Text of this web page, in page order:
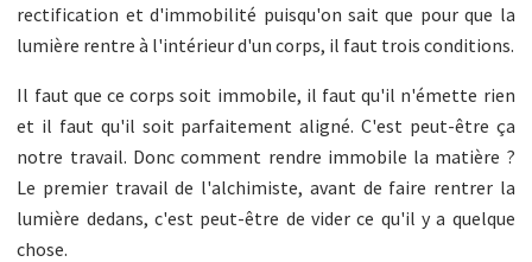
rectification et d'immobilité puisqu'on sait que pour que la
lumière rentre à l'intérieur d'un corps, il faut trois conditions.
Il faut que ce corps soit immobile, il faut qu'il n'émette rien
et il faut qu'il soit parfaitement aligné. C'est peut-être ça
notre travail. Donc comment rendre immobile la matière ?
Le premier travail de l'alchimiste, avant de faire rentrer la
lumière dedans, c'est peut-être de vider ce qu'il y a quelque
chose.